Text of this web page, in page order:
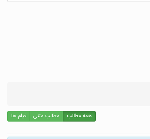
همه مطالب مطالب متنی فیلم ها